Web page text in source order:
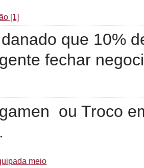
[1]
que 10%
fechar
ou Troco
meio